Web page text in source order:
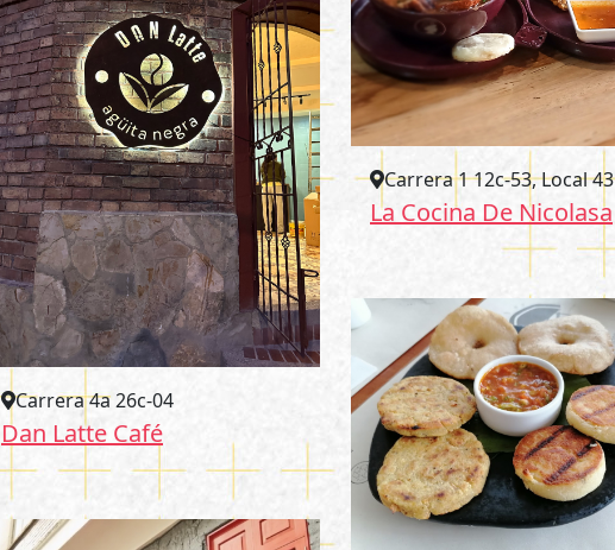
Carrera 1 12c-53, Local 43
La Cocina De Nicolasa
Carrera 4a 26c-04
Dan Latte Café